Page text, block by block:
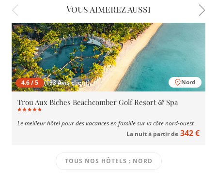
Vous aimerez aussi
4.6 / 5 (193 Avis client) Nord
Trou Aux Biches Beachcomber Golf Resort & Spa
Le meilleur hôtel pour des vacances en famille sur la côte nord-ouest
La nuit à partir de 342 €
TOUS NOS HÔTELS : NORD